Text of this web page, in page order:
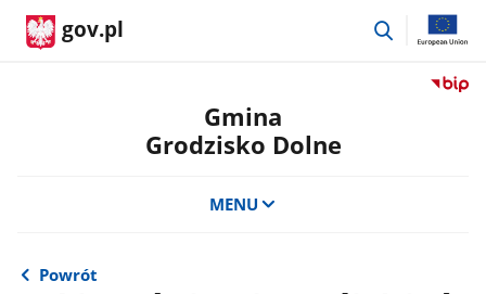
gov.pl
przejdź
Przejdź
Gmina
Grodzisko Dolne
MENU
Powrót